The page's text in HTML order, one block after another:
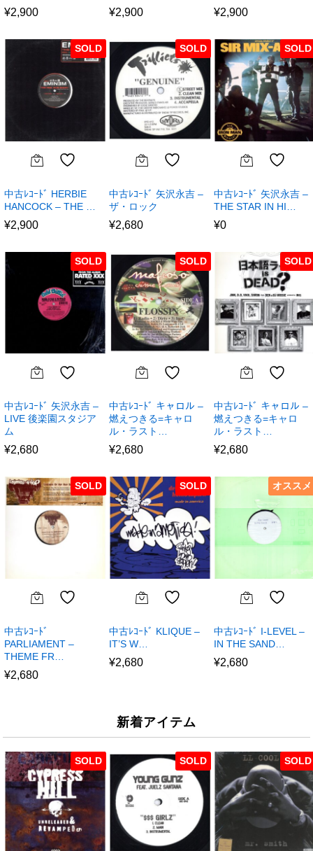
¥2,900 ¥2,900 ¥2,900
SOLD
中古ﾚｺｰﾄﾞ HERBIE
HANCOCK – THE …
¥2,900
SOLD
中古ﾚｺｰﾄﾞ 矢沢永吉 –
ザ・ロック
¥2,680
SOLD
中古ﾚｺｰﾄﾞ 矢沢永吉 –
THE STAR IN HI…
¥0
SOLD
中古ﾚｺｰﾄﾞ 矢沢永吉 –
LIVE 後楽園スタジア
ム
¥2,680
SOLD
中古ﾚｺｰﾄﾞ キャロル –
燃えつきる=キャロ
ル・ラスト…
¥2,680
SOLD
中古ﾚｺｰﾄﾞ キャロル –
燃えつきる=キャロ
ル・ラスト…
¥2,680
SOLD
中古ﾚｺｰﾄﾞ
PARLIAMENT –
THEME FR…
¥2,680
SOLD
中古ﾚｺｰﾄﾞ KLIQUE –
IT’S W…
¥2,680
オススメ
中古ﾚｺｰﾄﾞ I-LEVEL –
IN THE SAND…
¥2,680
新着アイテム
SOLD SOLD SOLD